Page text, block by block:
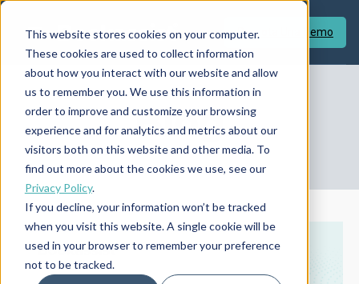
This website stores cookies on your computer.
These cookies are used to collect information
about how you interact with our website and allow
us to remember you. We use this information in
order to improve and customize your browsing
experience and for analytics and metrics about our
visitors both on this website and other media. To
find out more about the cookies we use, see our
Privacy Policy.
If you decline, your information won’t be tracked
when you visit this website. A single cookie will be
used in your browser to remember your preference
not to be tracked.
Prenota Una Demo
Blog